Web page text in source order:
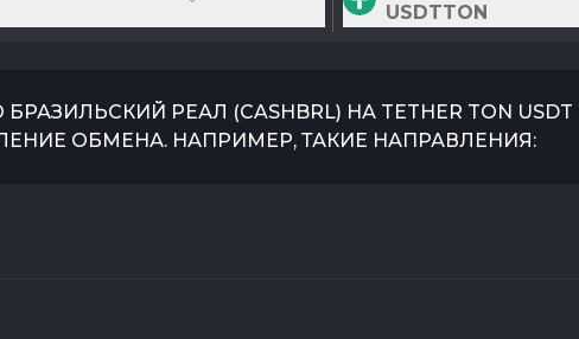
USDTTON
БРАЗИЛЬСКИЙ РЕАЛ (CASHBRL) НА TETHER TON USDT
ОБМЕНА. НАПРИМЕР, ТАКИЕ НАПРАВЛЕНИЯ: